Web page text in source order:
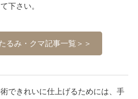
下さい。
るみ・クマ記事一覧＞＞
できれいに仕上げるためには、手